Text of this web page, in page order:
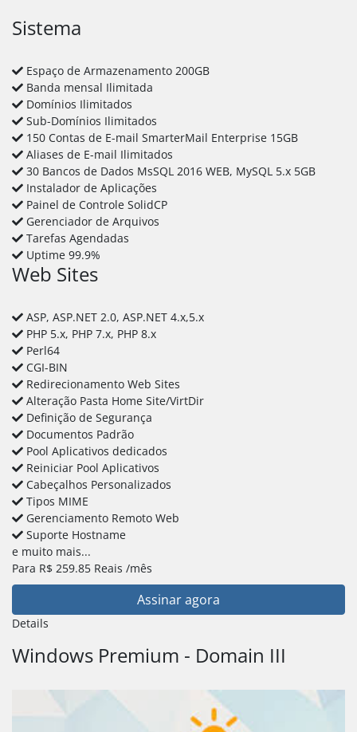
Sistema
Espaço de Armazenamento 200GB
Banda mensal Ilimitada
Domínios Ilimitados
Sub-Domínios Ilimitados
150 Contas de E-mail SmarterMail Enterprise 15GB
Aliases de E-mail Ilimitados
30 Bancos de Dados MsSQL 2016 WEB, MySQL 5.x 5GB
Instalador de Aplicações
Painel de Controle SolidCP
Gerenciador de Arquivos
Tarefas Agendadas
Uptime 99.9%
Web Sites
ASP, ASP.NET 2.0, ASP.NET 4.x,5.x
PHP 5.x, PHP 7.x, PHP 8.x
Perl64
CGI-BIN
Redirecionamento Web Sites
Alteração Pasta Home Site/VirtDir
Definição de Segurança
Documentos Padrão
Pool Aplicativos dedicados
Reiniciar Pool Aplicativos
Cabeçalhos Personalizados
Tipos MIME
Gerenciamento Remoto Web
Suporte Hostname
e muito mais...
Para R$ 259.85 Reais /mês
Assinar agora
Details
Windows Premium - Domain III